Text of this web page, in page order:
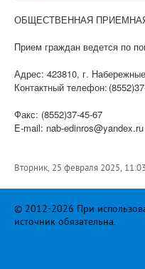
ОБЩЕСТВЕННАЯ
Прием граждан ведется по
Адрес: 423810, г.
Контактный телефон:
Факс: (8552)37-45-67
E-mail: nab-edinros@yandex.ru
Вторник, 25 февраля 2025, 11:03
© 2012-2026 При
источник обязательна.